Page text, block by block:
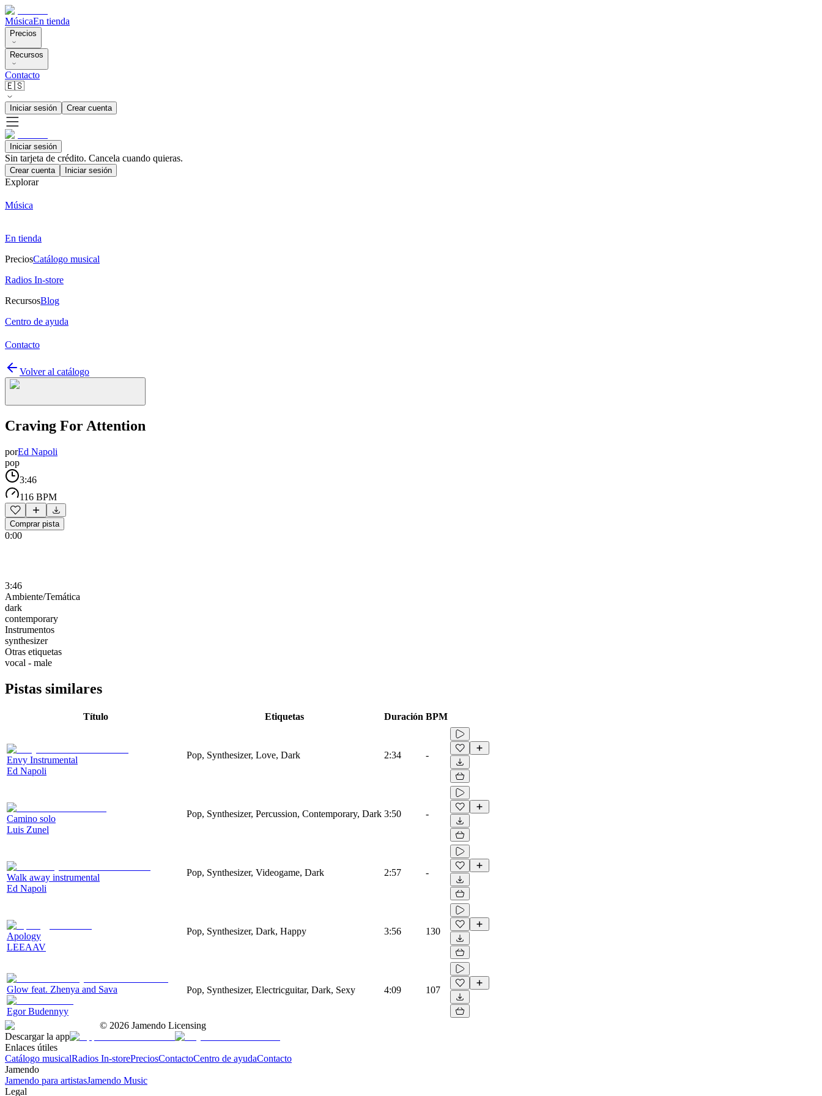
MúsicaEn tienda
Precios
Recursos
Contacto
🇪🇸
Iniciar sesión Crear cuenta
Iniciar sesión
Sin tarjeta de crédito. Cancela cuando quieras.
Crear cuenta Iniciar sesión
Explorar
Música
En tienda
PreciosCatálogo musical
Radios In-store
RecursosBlog
Centro de ayuda
Contacto
Volver al catálogo
Craving For Attention
porEd Napoli
pop
3:46
116 BPM
Comprar pista
0:00
3:46
Ambiente/Temática
dark
contemporary
Instrumentos
synthesizer
Otras etiquetas
vocal - male
Pistas similares
Título Etiquetas Duración BPM
Envy Instrumental
Ed Napoli
Pop, Synthesizer, Love, Dark 2:34 -
Camino solo
Luis Zunel
Pop, Synthesizer, Percussion, Contemporary, Dark 3:50 -
Walk away instrumental
Ed Napoli
Pop, Synthesizer, Videogame, Dark 2:57 -
Apology
LEEAAV
Pop, Synthesizer, Dark, Happy 3:56 130
Glow feat. Zhenya and Sava
Egor Budennyy
Pop, Synthesizer, Electricguitar, Dark, Sexy 4:09 107
© 2026 Jamendo Licensing
Descargar la app
Enlaces útiles
Catálogo musicalRadios In-storePreciosContactoCentro de ayudaContacto
Jamendo
Jamendo para artistasJamendo Music
Legal